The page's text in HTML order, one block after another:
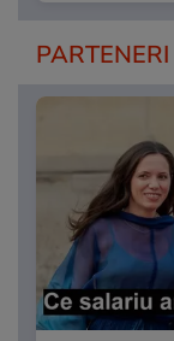
PARTENERI